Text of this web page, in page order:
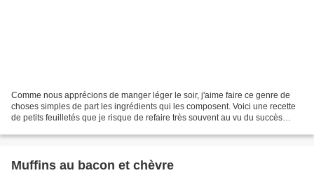
Comme nous apprécions de manger léger le soir, j'aime faire ce genre de
choses simples de part les ingrédients qui les composent. Voici une recette
de petits feuilletés que je risque de refaire très souvent au vu du succès
Muffins au bacon et chèvre